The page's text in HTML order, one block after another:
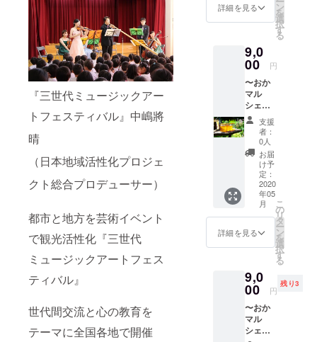
『三世代ミュージックアー
トフェスティバル』中嶋將
晴
（日本地域活性化プロジェ
クト総合プロデューサー）
都市と地方を芸術イベント
で観光活性化『三世代
ミュージックアートフェス
ティバル』
世代間交流と心の教育を
テーマに全国各地で開催
一息で
吹き消
の、 願
いや想
いが届
くよう
にひと
つひと
つ丁寧
に仕上
げてい
ます。
名前や
日付や
描いて
ほしい
デザイ
ンなど
ご支援
後、ご
相談に
す♪ サ
イズ8㎝
×7.5㎝
郵送で
お届け
しま
す。
㎝×11.5
イズ: 8
㎝×7.5
ンドル
ナイト
用:サイ
ズ5㎝
×9.5㎝
【2020.
5.3(日)
愛知県
岡崎市
の総持
院で行
われる
ト内に
て受取
す。】
当日お
越し頂
けな
かった
場合
ドルで
す。 グ
ラデー
ション
キャン
ドルサ
イズ:7.5
㎝×11.5
㎝ 球体
キャン
ドルサ
イズ:8
㎝×7.5
オイル
作り＆
心を込
成した
お礼の
メー
ル】 自
分のお
気に入
りを是
非、手
に入れ
てみて
下さ
い！ 内
容：フ
ランス
式アロ
マテラ
ピーと
プレー
＆オイ
ル作り
30ミリ
のスプ
レーを
詳細を見る ン
を
選
択
す
る
9,0
00 円
〜おか
マル
シェ出
店者さ
まよ
り〜 生
はちみ
つ屋さ
んハ
ニープ
リンス
【天然
非加熱
生はち
みつ1個
＆心を
作成し
たお礼
のメー
ル】 私
たちが
作る天
支援
者：
0人
お届
け予
定：
2020
年05
月
詳細を見る
こ
の
リ
タ
ー
ン
を
選
択
す
る
9,0
00 円
残り3
〜おか
マル
シェ出